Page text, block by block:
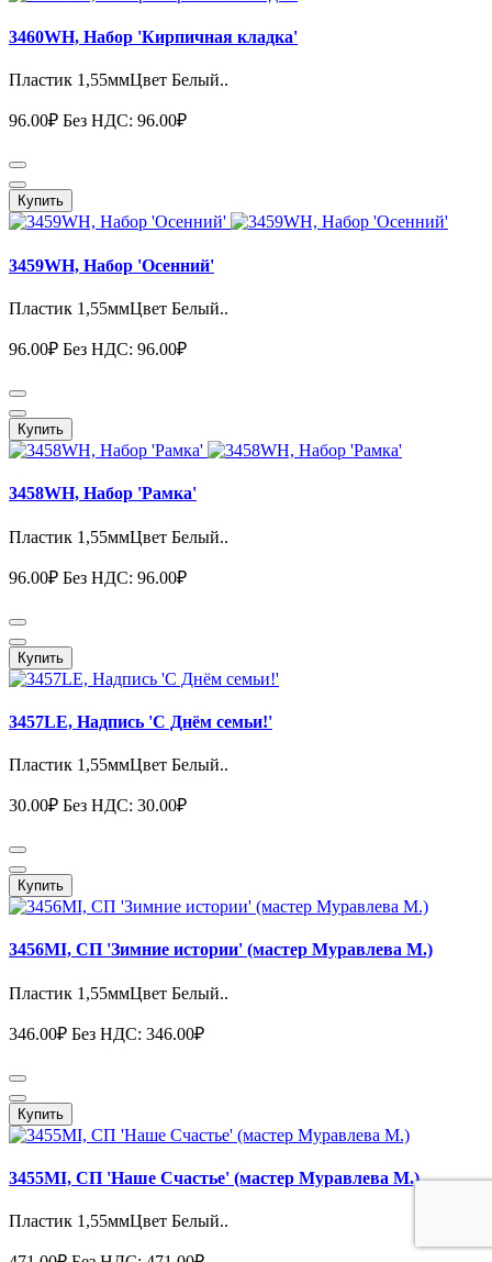
3460WH, Набор 'Кирпичная кладка'
Пластик 1,55ммЦвет Белый..
96.00₽ Без НДС: 96.00₽
Купить
3459WH, Набор 'Осенний'
Пластик 1,55ммЦвет Белый..
96.00₽ Без НДС: 96.00₽
Купить
3458WH, Набор 'Рамка'
Пластик 1,55ммЦвет Белый..
96.00₽ Без НДС: 96.00₽
Купить
3457LE, Надпись 'С Днём семьи!'
Пластик 1,55ммЦвет Белый..
30.00₽ Без НДС: 30.00₽
Купить
3456MI, СП 'Зимние истории' (мастер Муравлева М.)
Пластик 1,55ммЦвет Белый..
346.00₽ Без НДС: 346.00₽
Купить
3455MI, СП 'Наше Счастье' (мастер Муравлева М.)
Пластик 1,55ммЦвет Белый..